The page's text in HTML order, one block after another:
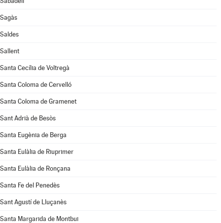
Sagàs
Saldes
Sallent
Santa Cecília de Voltregà
Santa Coloma de Cervelló
Santa Coloma de Gramenet
Sant Adrià de Besòs
Santa Eugènia de Berga
Santa Eulàlia de Riuprimer
Santa Eulàlia de Ronçana
Santa Fe del Penedès
Sant Agustí de Lluçanès
Santa Margarida de Montbui